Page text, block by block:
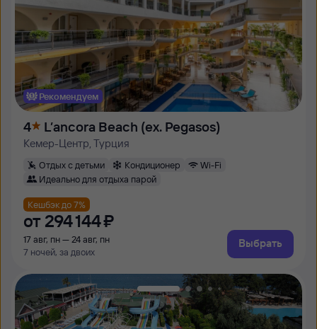
Рекомендуем
4 L’ancora Beach (ex. Pegasos)
Кемер-Центр, Турция
Отдых с детьми Кондиционер
Wi-Fi
Идеально для отдыха парой
Кешбэк до 7%
от 294 ⁠144 ⁠₽
17 авг, пн — 24 авг, пн
7 ночей, за двоих
Выбрать